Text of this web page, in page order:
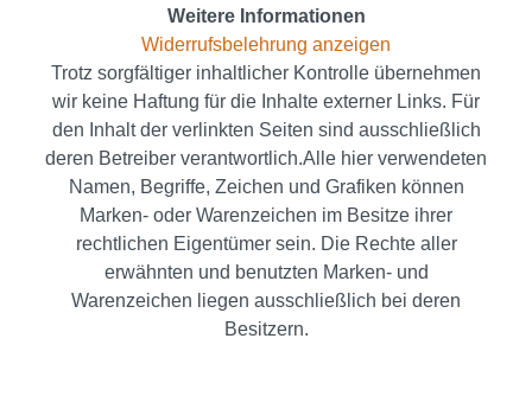
Weitere Informationen
Widerrufsbelehrung anzeigen
Trotz sorgfältiger inhaltlicher Kontrolle übernehmen
wir keine Haftung für die Inhalte externer Links. Für
den Inhalt der verlinkten Seiten sind ausschließlich
deren Betreiber verantwortlich.Alle hier verwendeten
Namen, Begriffe, Zeichen und Grafiken können
Marken- oder Warenzeichen im Besitze ihrer
rechtlichen Eigentümer sein. Die Rechte aller
erwähnten und benutzten Marken- und
Warenzeichen liegen ausschließlich bei deren
Besitzern.